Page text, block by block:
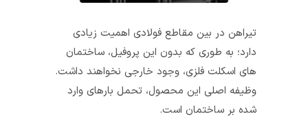
تیراهن در بین مقاطع فولادی اهمیت زیادی
دارد؛ به طوری که بدون این پروفیل، ساختمان‌
های اسکلت فلزی، وجود خارجی نخواهند داشت.
وظیفه‌ اصلی این محصول، تحمل بارهای وارد
شده بر ساختمان است.